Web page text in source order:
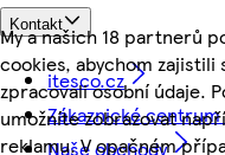
My a našich 18 partnerů
cookies, abychom zajistili
zpracovali osobní údaje.
umožníte zobrazovat
reklamu. V opačném
Kontakt
itesco.cz
Zákaznické
Naše obchody